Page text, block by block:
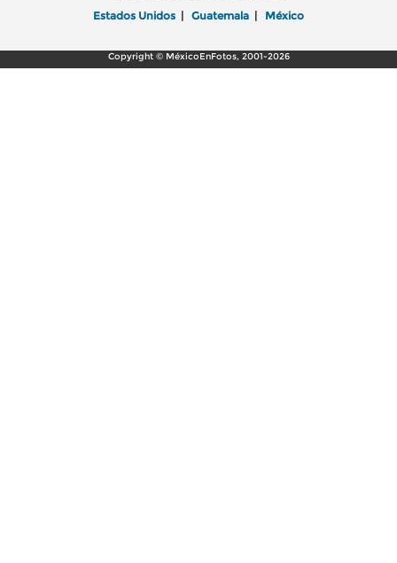
Estados Unidos | Guatemala | México
Copyright © MéxicoEnFotos, 2001-2026